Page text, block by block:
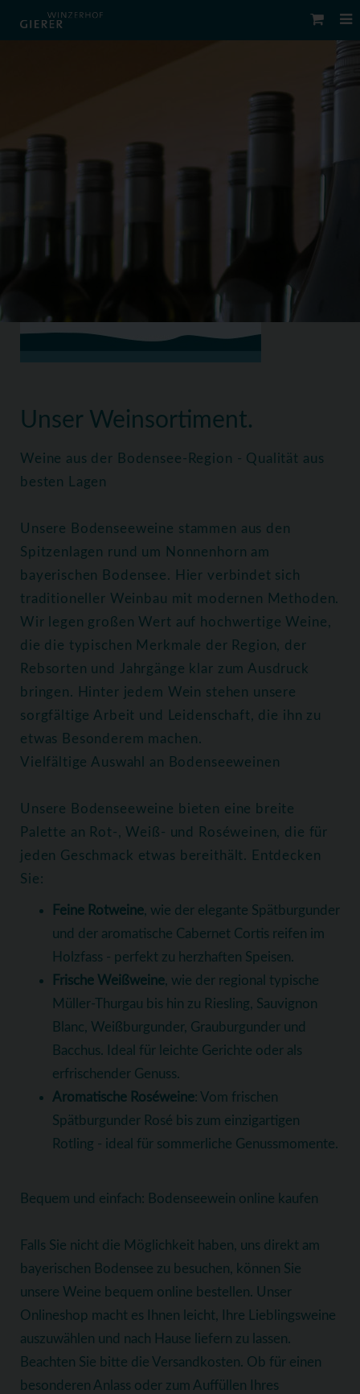
Unser Weinsortiment.
Weine aus der Bodensee-Region - Qualität aus
besten Lagen
Unsere Bodenseeweine stammen aus den
Spitzenlagen rund um Nonnenhorn am
bayerischen Bodensee. Hier verbindet sich
traditioneller Weinbau mit modernen Methoden.
Wir legen großen Wert auf hochwertige Weine,
die die typischen Merkmale der Region, der
Rebsorten und Jahrgänge klar zum Ausdruck
bringen. Hinter jedem Wein stehen unsere
sorgfältige Arbeit und Leidenschaft, die ihn zu
etwas Besonderem machen.
Vielfältige Auswahl an Bodenseeweinen
Unsere Bodenseeweine bieten eine breite
Palette an Rot-, Weiß- und Roséweinen, die für
jeden Geschmack etwas bereithält. Entdecken
Sie:
Feine Rotweine, wie der elegante Spätburgunder
und der aromatische Cabernet Cortis reifen im
Holzfass - perfekt zu herzhaften Speisen.
Frische Weißweine, wie der regional typische
Müller-Thurgau bis hin zu Riesling, Sauvignon
Blanc, Weißburgunder, Grauburgunder und
Bacchus. Ideal für leichte Gerichte oder als
erfrischender Genuss.
Aromatische Roséweine: Vom frischen
Spätburgunder Rosé bis zum einzigartigen
Rotling - ideal für sommerliche Genussmomente.
Bequem und einfach: Bodenseewein online kaufen
Falls Sie nicht die Möglichkeit haben, uns direkt am
bayerischen Bodensee zu besuchen, können Sie
unsere Weine bequem online bestellen. Unser
Onlineshop macht es Ihnen leicht, Ihre Lieblingsweine
auszuwählen und nach Hause liefern zu lassen.
Beachten Sie bitte die Versandkosten. Ob für einen
besonderen Anlass oder zum Auffüllen Ihres